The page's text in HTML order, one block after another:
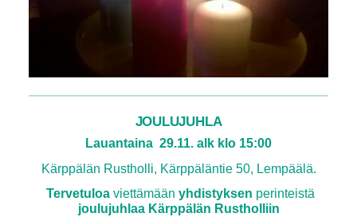
JOULUJUHLA
Lauantaina 29.11. alk klo 15:00
Kärppälän Rustholli, Kärppäläntie 50, Lempäälä.
Tervetuloaviettämään yhdistyksen perinteistä
joulujuhlaa Kärppälän Rustholliin